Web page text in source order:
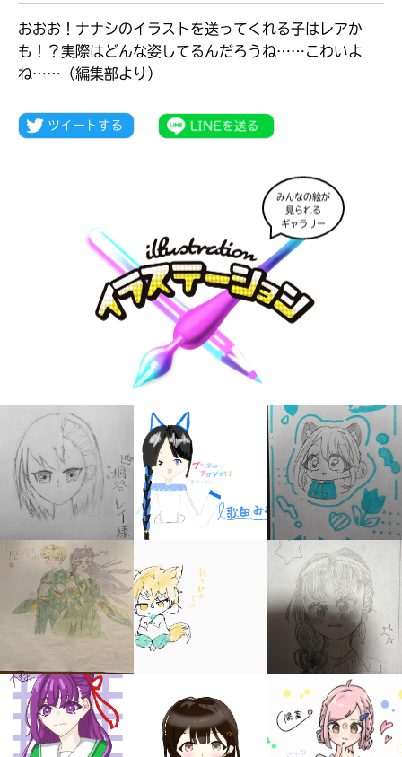
大人気
シリーズに
出会える
キミノラジオ配信中！
いろんな動画が
おおお！ナナシのイラストを送ってくれる子はレアか
も！？実際はどんな姿してるんだろうね……こわいよ
ね……（編集部より）
みんなの絵が
見られる
ギャラリー